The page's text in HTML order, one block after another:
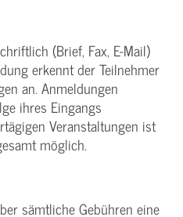
(Brief, Fax, E-Mail)
erkennt der Teilnehmer
an. Anmeldungen
ihres Eingangs
Veranstaltungen ist
möglich.
sämtliche Gebühren eine